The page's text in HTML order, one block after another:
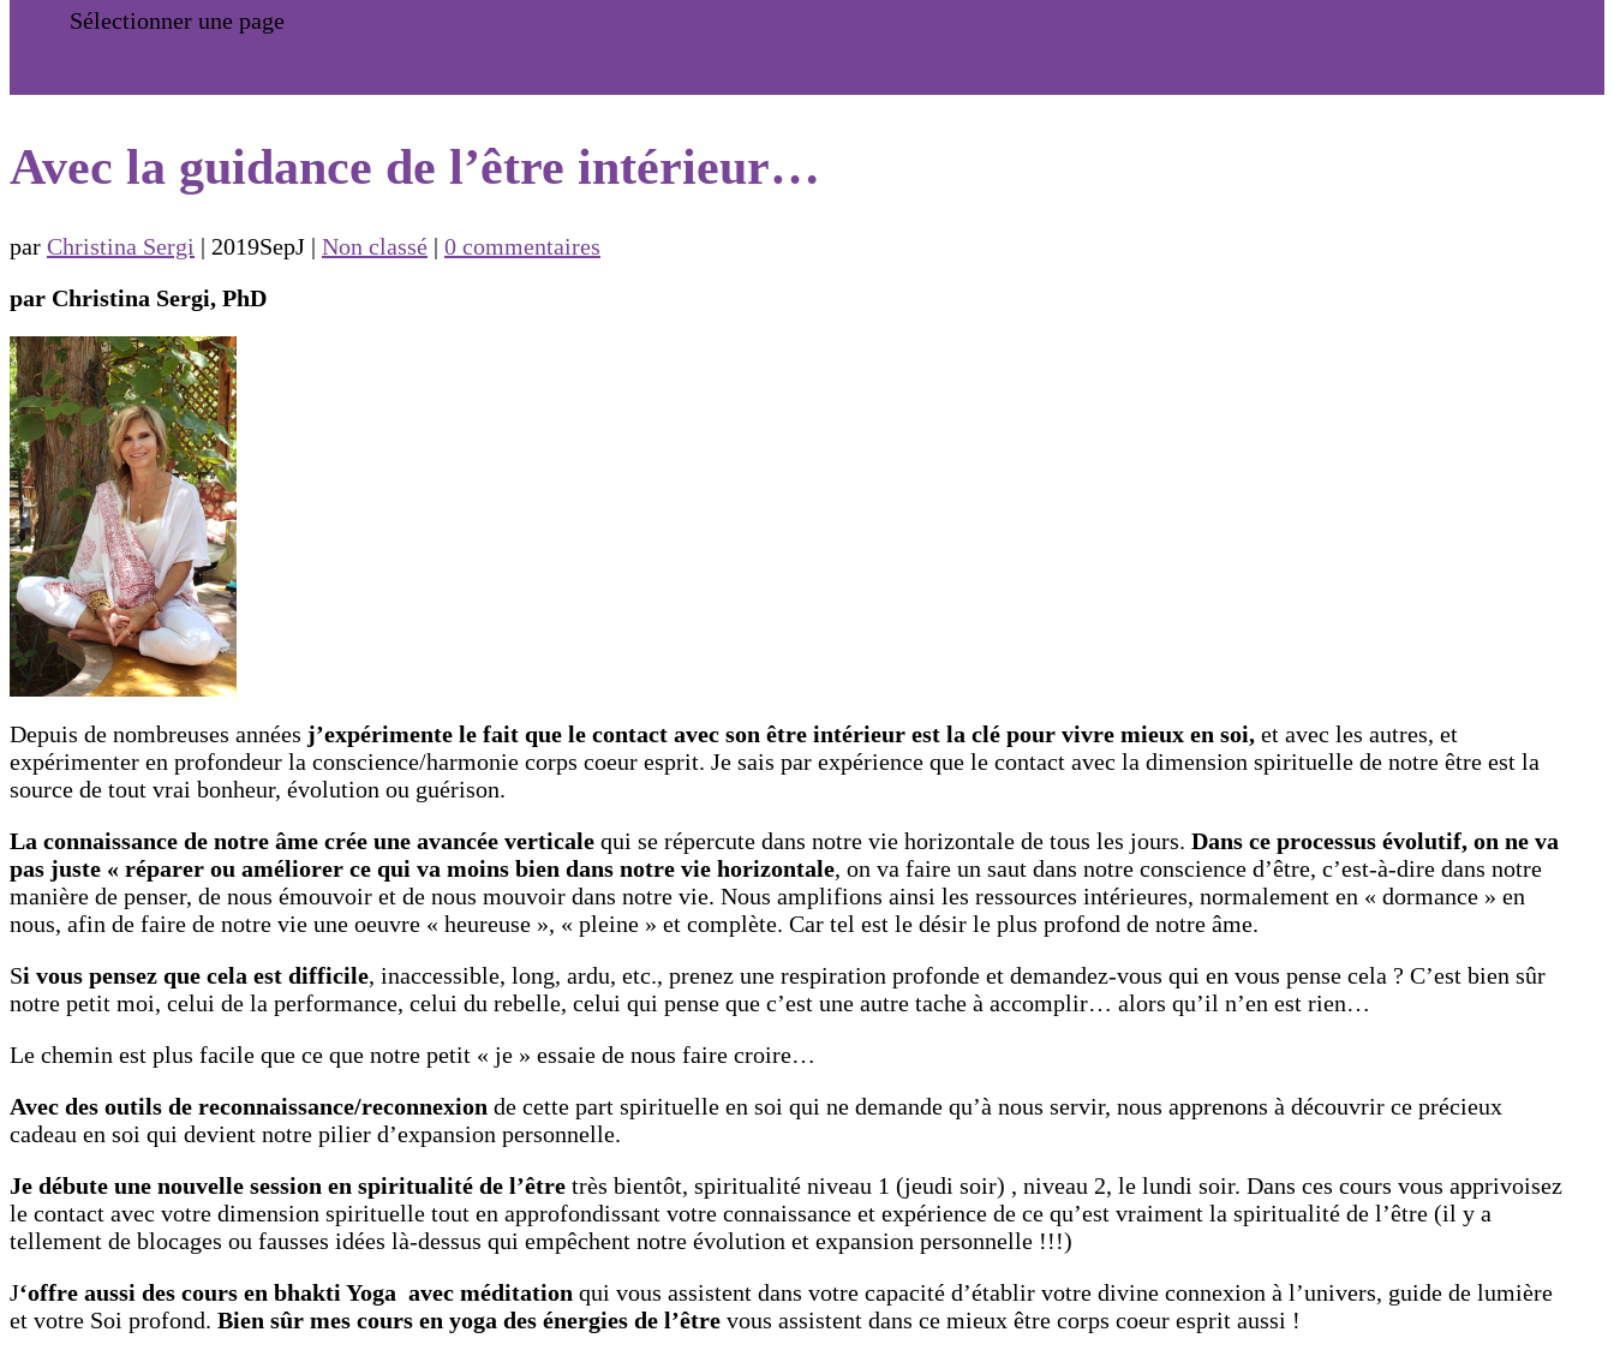
Sélectionner une page
Avec la guidance de l’être intérieur…
par Christina Sergi | 2019SepJ | Non classé | 0 commentaires
par Christina Sergi, PhD
Depuis de nombreuses années j’expérimente le fait que le contact avec son être intérieur est la clé pour vivre mieux en soi, et avec les autres, et
expérimenter en profondeur la conscience/harmonie corps coeur esprit. Je sais par expérience que le contact avec la dimension spirituelle de notre être est la
source de tout vrai bonheur, évolution ou guérison.
La connaissance de notre âme crée une avancée verticale qui se répercute dans notre vie horizontale de tous les jours. Dans ce processus évolutif, on ne va
pas juste « réparer ou améliorer ce qui va moins bien dans notre vie horizontale, on va faire un saut dans notre conscience d’être, c’est-à-dire dans notre
manière de penser, de nous émouvoir et de nous mouvoir dans notre vie. Nous amplifions ainsi les ressources intérieures, normalement en « dormance » en
nous, afin de faire de notre vie une oeuvre « heureuse », « pleine » et complète. Car tel est le désir le plus profond de notre âme.
Si vous pensez que cela est difficile, inaccessible, long, ardu, etc., prenez une respiration profonde et demandez-vous qui en vous pense cela ? C’est bien sûr
notre petit moi, celui de la performance, celui du rebelle, celui qui pense que c’est une autre tache à accomplir… alors qu’il n’en est rien…
Le chemin est plus facile que ce que notre petit « je » essaie de nous faire croire…
Avec des outils de reconnaissance/reconnexion de cette part spirituelle en soi qui ne demande qu’à nous servir, nous apprenons à découvrir ce précieux
cadeau en soi qui devient notre pilier d’expansion personnelle.
Je débute une nouvelle session en spiritualité de l’être très bientôt, spiritualité niveau 1 (jeudi soir) , niveau 2, le lundi soir. Dans ces cours vous apprivoisez
le contact avec votre dimension spirituelle tout en approfondissant votre connaissance et expérience de ce qu’est vraiment la spiritualité de l’être (il y a
tellement de blocages ou fausses idées là-dessus qui empêchent notre évolution et expansion personnelle !!!)
J‘offre aussi des cours en bhakti Yoga avec méditation qui vous assistent dans votre capacité d’établir votre divine connexion à l’univers, guide de lumière
et votre Soi profond. Bien sûr mes cours en yoga des énergies de l’être vous assistent dans ce mieux être corps coeur esprit aussi !